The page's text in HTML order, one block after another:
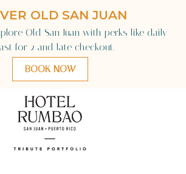
Language
Del Sitio